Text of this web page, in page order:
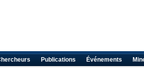
Publications Événements